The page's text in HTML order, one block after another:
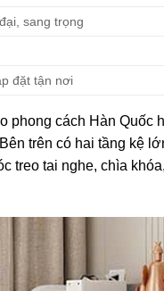
sang trọng
đặt tận nơi
phong cách Hàn
trên có hai tầng kệ
treo tai nghe, chìa